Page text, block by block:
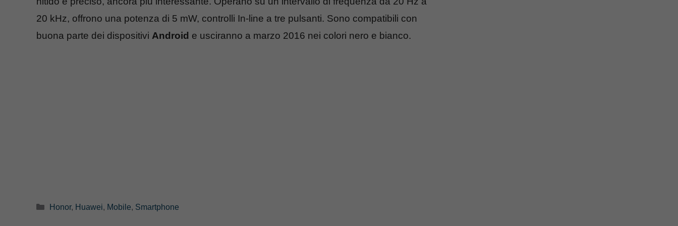
20 kHz, offrono una potenza di 5 mW, controlli In-line a tre pulsanti. Sono compatibili con
buona parte dei dispositivi Android e usciranno a marzo 2016 nei colori nero e bianco.
Categorie
Honor, Huawei, Mobile, Smartphone